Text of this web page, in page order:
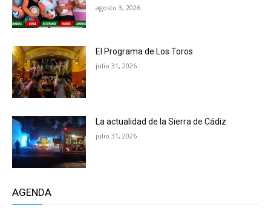
agosto 3, 2026
El Programa de Los Toros
julio 31, 2026
La actualidad de la Sierra de Cádiz
julio 31, 2026
AGENDA